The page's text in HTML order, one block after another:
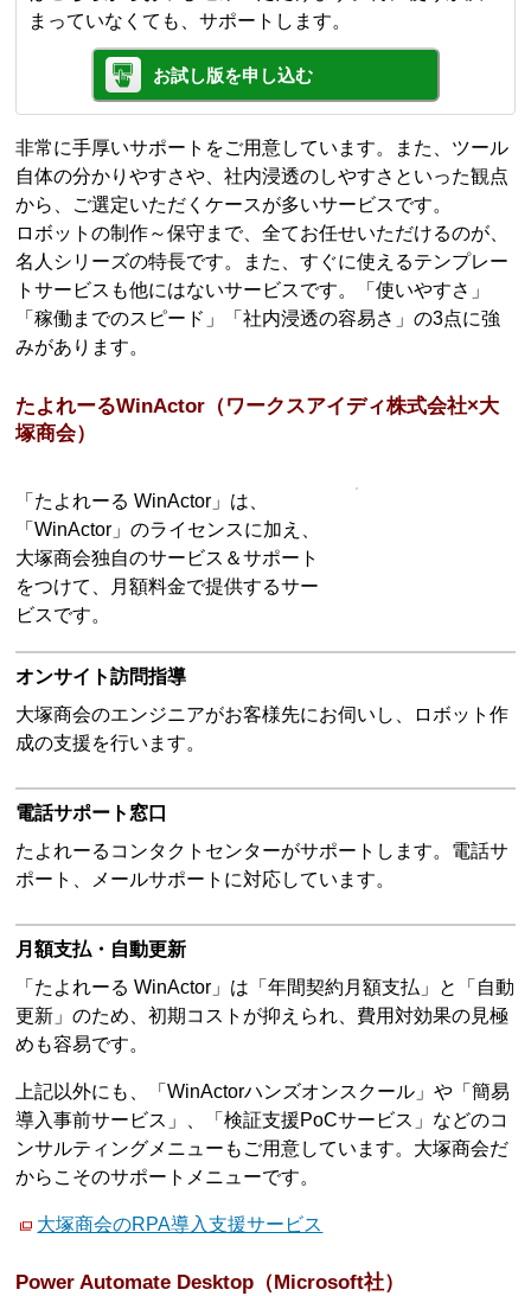
まっていなくても、サポートします。
お試し版を申し込む
非常に手厚いサポートをご用意しています。また、ツール
自体の分かりやすさや、社内浸透のしやすさといった観点
から、ご選定いただくケースが多いサービスです。
ロボットの制作～保守まで、全てお任せいただけるのが、
名人シリーズの特長です。また、すぐに使えるテンプレー
トサービスも他にはないサービスです。「使いやすさ」
「稼働までのスピード」「社内浸透の容易さ」の3点に強
みがあります。
たよれーるWinActor（ワークスアイディ株式会社×大
塚商会）
「たよれーる WinActor」は、
「WinActor」のライセンスに加え、
大塚商会独自のサービス＆サポート
をつけて、月額料金で提供するサー
ビスです。
オンサイト訪問指導
大塚商会のエンジニアがお客様先にお伺いし、ロボット作
成の支援を行います。
電話サポート窓口
たよれーるコンタクトセンターがサポートします。電話サ
ポート、メールサポートに対応しています。
月額支払・自動更新
「たよれーる WinActor」は「年間契約月額支払」と「自動
更新」のため、初期コストが抑えられ、費用対効果の見極
めも容易です。
上記以外にも、「WinActorハンズオンスクール」や「簡易
導入事前サービス」、「検証支援PoCサービス」などのコ
ンサルティングメニューもご用意しています。大塚商会だ
からこそのサポートメニューです。
大塚商会のRPA導入支援サービス
Power Automate Desktop（Microsoft社）